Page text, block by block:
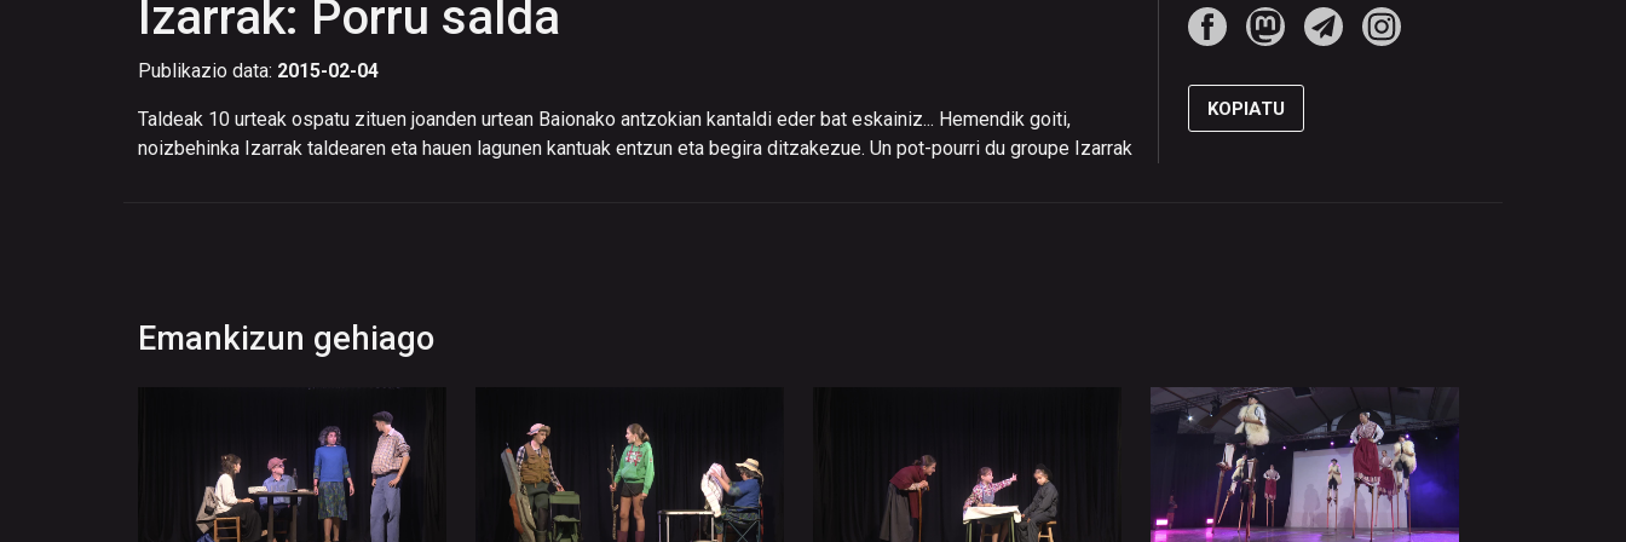
Izarrak: Porru salda
Publikazio data: 2015-02-04
Taldeak 10 urteak ospatu zituen joanden urtean Baionako antzokian kantaldi eder bat eskainiz... Hemendik goiti,
noizbehinka Izarrak taldearen eta hauen lagunen kantuak entzun eta begira ditzakezue. Un pot-pourri du groupe Izarrak
KOPIATU
Emankizun gehiago